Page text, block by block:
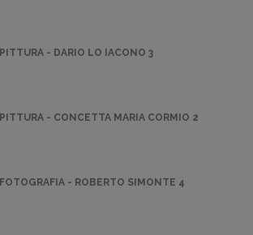
PITTURA - DARIO LO IACONO 3
PITTURA - CONCETTA MARIA CORMIO 2
FOTOGRAFIA - ROBERTO SIMONTE 4